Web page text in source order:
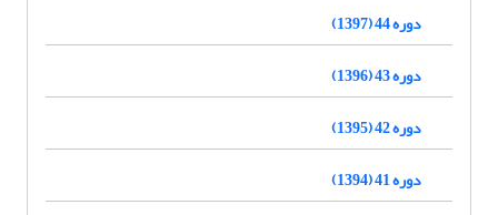
دوره 44 (1397)
دوره 43 (1396)
دوره 42 (1395)
دوره 41 (1394)